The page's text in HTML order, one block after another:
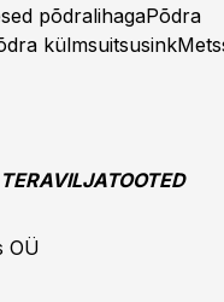
põdralihagaPõdra
OÜ